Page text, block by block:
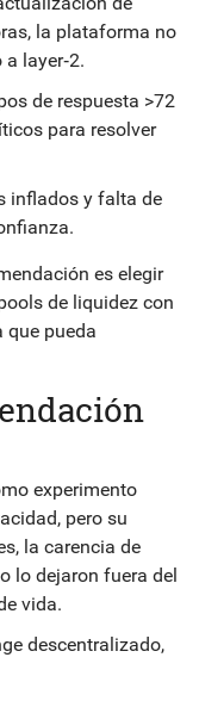
la plataforma no
layer‑2.
de respuesta >72
para resolver
inflados y falta de
es elegir
de liquidez con
que pueda
experimento
pero su
la carencia de
lo dejaron fuera del
vida.
descentralizado,